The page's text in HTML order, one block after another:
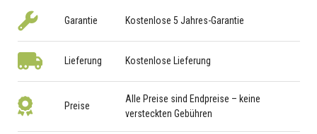
Garantie Kostenlose 5 Jahres-Garantie
Lieferung Kostenlose Lieferung
Preise
Alle Preise sind Endpreise – keine
versteckten Gebühren